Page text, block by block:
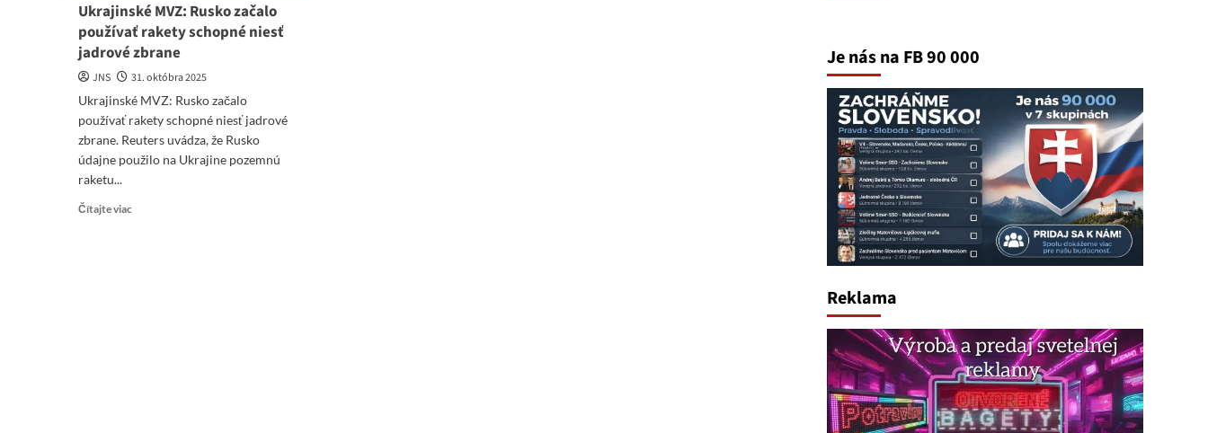
Ukrajinské MVZ: Rusko začalo
používať rakety schopné niesť
jadrové zbrane
JNS
31. októbra 2025
Ukrajinské MVZ: Rusko začalo
používať rakety schopné niesť jadrové
zbrane. Reuters uvádza, že Rusko
údajne použilo na Ukrajine pozemnú
raketu...
Čítajte viac
Je nás na FB 90 000
Reklama